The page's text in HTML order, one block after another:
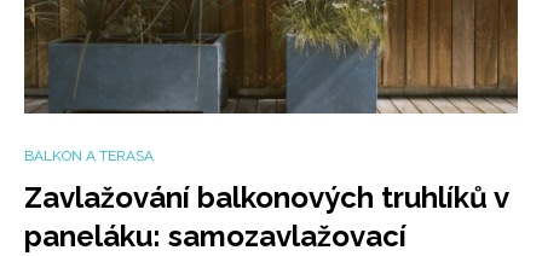
BALKON A TERASA
Zavlažování balkonových truhlíků v
paneláku: samozavlažovací